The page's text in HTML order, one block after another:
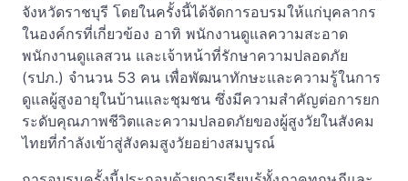
จังหวัดราชบุรี โดยในครั้งนี้ได้จัดการอบรมให้แก่บุคลากร
ในองค์กรที่เกี่ยวข้อง อาทิ พนักงานดูแลความสะอาด
พนักงานดูแลสวน และเจ้าหน้าที่รักษาความปลอดภัย
(รปภ.) จำนวน 53 คน เพื่อพัฒนาทักษะและความรู้ในการ
ดูแลผู้สูงอายุในบ้านและชุมชน ซึ่งมีความสำคัญต่อการยก
ระดับคุณภาพชีวิตและความปลอดภัยของผู้สูงวัยในสังคม
ไทยที่กำลังเข้าสู่สังคมสูงวัยอย่างสมบูรณ์